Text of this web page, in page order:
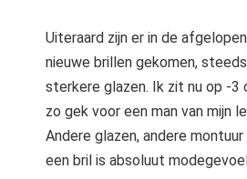
Uiteraard zijn er in de
nieuwe brillen gekomen,
sterkere glazen. Ik zit nu op -3
zo gek voor een man van mijn
Andere glazen, andere
een bril is absoluut